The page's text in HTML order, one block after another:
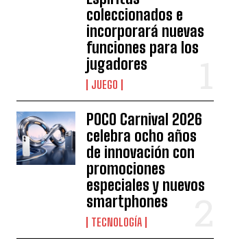
coleccionados e
incorporará nuevas
funciones para los
jugadores
JUEGO
POCO Carnival 2026
celebra ocho años
de innovación con
promociones
especiales y nuevos
smartphones
TECNOLOGÍA